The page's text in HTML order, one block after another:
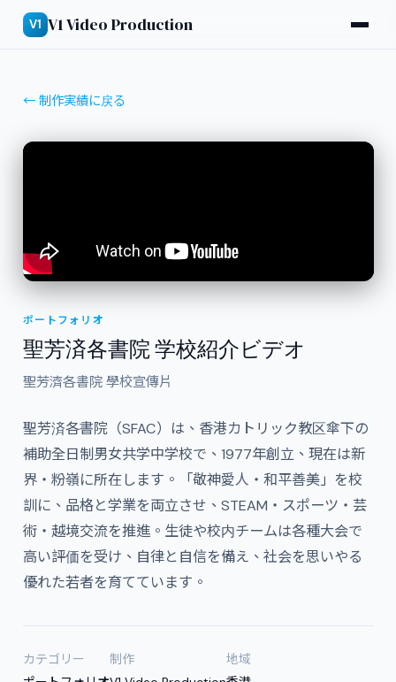
V1 V1 Video Production
← 制作実績に戻る
ポートフォリオ
聖芳済各書院 学校紹介ビデオ
聖芳濟各書院 學校宣傳片
聖芳済各書院（SFAC）は、香港カトリック教区傘下の
補助全日制男女共学中学校で、1977年創立、現在は新
界・粉嶺に所在します。「敬神愛人・和平善美」を校
訓に、品格と学業を両立させ、STEAM・スポーツ・芸
術・越境交流を推進。生徒や校内チームは各種大会で
高い評価を受け、自律と自信を備え、社会を思いやる
優れた若者を育てています。
カテゴリー
制作
地域